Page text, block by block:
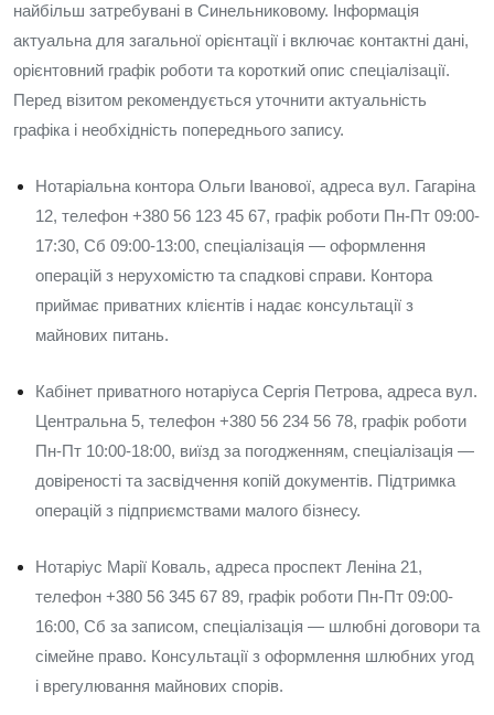
найбільш затребувані в Синельниковому. Інформація
актуальна для загальної орієнтації і включає контактні дані,
орієнтовний графік роботи та короткий опис спеціалізації.
Перед візитом рекомендується уточнити актуальність
графіка і необхідність попереднього запису.
Нотаріальна контора Ольги Іванової, адреса вул. Гагаріна
12, телефон +380 56 123 45 67, графік роботи Пн-Пт 09:00-
17:30, Сб 09:00-13:00, спеціалізація — оформлення
операцій з нерухомістю та спадкові справи. Контора
приймає приватних клієнтів і надає консультації з
майнових питань.
Кабінет приватного нотаріуса Сергія Петрова, адреса вул.
Центральна 5, телефон +380 56 234 56 78, графік роботи
Пн-Пт 10:00-18:00, виїзд за погодженням, спеціалізація —
довіреності та засвідчення копій документів. Підтримка
операцій з підприємствами малого бізнесу.
Нотаріус Марії Коваль, адреса проспект Леніна 21,
телефон +380 56 345 67 89, графік роботи Пн-Пт 09:00-
16:00, Сб за записом, спеціалізація — шлюбні договори та
сімейне право. Консультації з оформлення шлюбних угод
і врегулювання майнових спорів.